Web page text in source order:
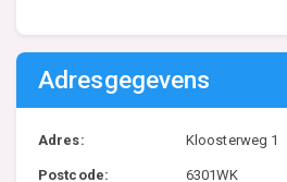
Adresgegevens
Adres: Kloosterweg 1
Postcode: 6301WK